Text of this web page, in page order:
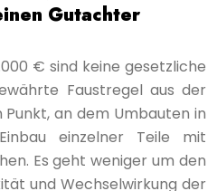
Gutachter
€ sind keine gesetzliche
Faustregel aus der
Punkt, an dem Umbauten in
einzelner Teile mit
Es geht weniger um den
und Wechselwirkung der